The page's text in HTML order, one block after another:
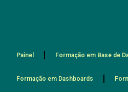
Painel Formação em Base de
Formação em Dashboards